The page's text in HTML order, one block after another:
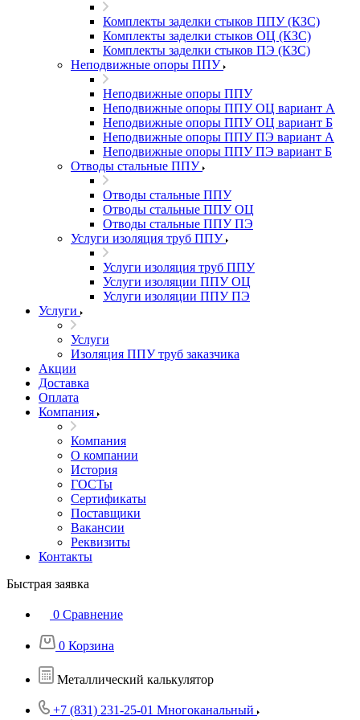
Комплекты заделки стыков ППУ (КЗС)
Комплекты заделки стыков ОЦ (КЗС)
Комплекты заделки стыков ПЭ (КЗС)
Неподвижные опоры ППУ
Неподвижные опоры ППУ
Неподвижные опоры ППУ ОЦ вариант А
Неподвижные опоры ППУ ОЦ вариант Б
Неподвижные опоры ППУ ПЭ вариант А
Неподвижные опоры ППУ ПЭ вариант Б
Отводы стальные ППУ
Отводы стальные ППУ
Отводы стальные ППУ ОЦ
Отводы стальные ППУ ПЭ
Услуги изоляция труб ППУ
Услуги изоляция труб ППУ
Услуги изоляции ППУ ОЦ
Услуги изоляции ППУ ПЭ
Услуги
Услуги
Изоляция ППУ труб заказчика
Акции
Доставка
Оплата
Компания
Компания
О компании
История
ГОСТы
Сертификаты
Поставщики
Вакансии
Реквизиты
Контакты
Быстрая заявка
0 Сравнение
0 Корзина
Металлический калькулятор
+7 (831) 231-25-01 Многоканальный